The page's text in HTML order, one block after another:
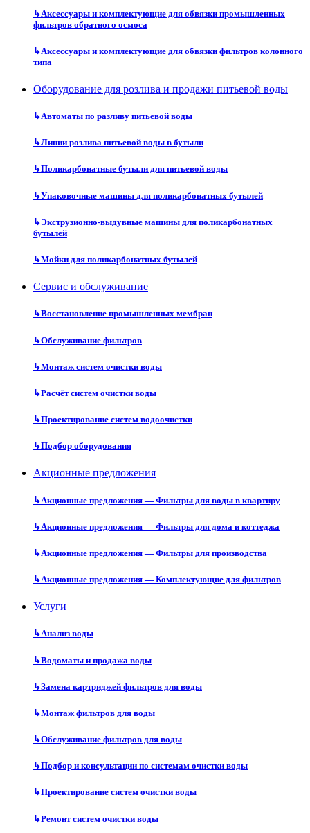
↳Аксессуары и комплектующие для обвязки промышленных
фильтров обратного осмоса
↳Аксессуары и комплектующие для обвязки фильтров колонного
типа
Оборудование для розлива и продажи питьевой воды
↳Автоматы по разливу питьевой воды
↳Линии розлива питьевой воды в бутыли
↳Поликарбонатные бутыли для питьевой воды
↳Упаковочные машины для поликарбонатных бутылей
↳Экструзионно-выдувные машины для поликарбонатных
бутылей
↳Мойки для поликарбонатных бутылей
Сервис и обслуживание
↳Восстановление промышленных мембран
↳Обслуживание фильтров
↳Монтаж систем очистки воды
↳Расчёт систем очистки воды
↳Проектирование систем водоочистки
↳Подбор оборудования
Акционные предложения
↳Акционные предложения — Фильтры для воды в квартиру
↳Акционные предложения — Фильтры для дома и коттеджа
↳Акционные предложения — Фильтры для производства
↳Акционные предложения — Комплектующие для фильтров
Услуги
↳Анализ воды
↳Водоматы и продажа воды
↳Замена картриджей фильтров для воды
↳Монтаж фильтров для воды
↳Обслуживание фильтров для воды
↳Подбор и консультации по системам очистки воды
↳Проектирование систем очистки воды
↳Ремонт систем очистки воды